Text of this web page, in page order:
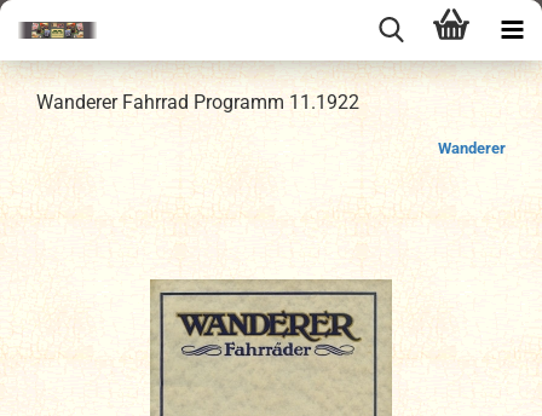
Wanderer Fahrrad Programm 11.1922
Wanderer